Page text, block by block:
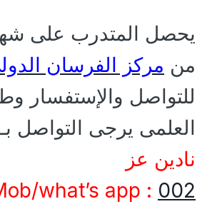
يحصل المتدرب على
من مركز الفرسان
للتواصل والإستفسار
العلمى يرجى التواصل بـ
نادين عز
what’s app : 002